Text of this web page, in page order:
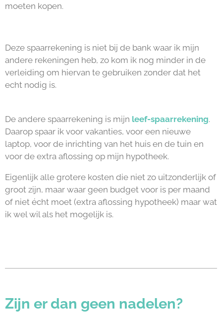
moeten kopen.
Deze spaarrekening is niet bij de bank waar ik mijn
andere rekeningen heb, zo kom ik nog minder in de
verleiding om hiervan te gebruiken zonder dat het
echt nodig is.
De andere spaarrekening is mijn leef-spaarrekening.
Daarop spaar ik voor vakanties, voor een nieuwe
laptop, voor de inrichting van het huis en de tuin en
voor de extra aflossing op mijn hypotheek.
Eigenlijk alle grotere kosten die niet zo uitzonderlijk of
groot zijn, maar waar geen budget voor is per maand
of niet écht moet (extra aflossing hypotheek) maar wat
ik wel wil als het mogelijk is.
Zijn er dan geen nadelen?